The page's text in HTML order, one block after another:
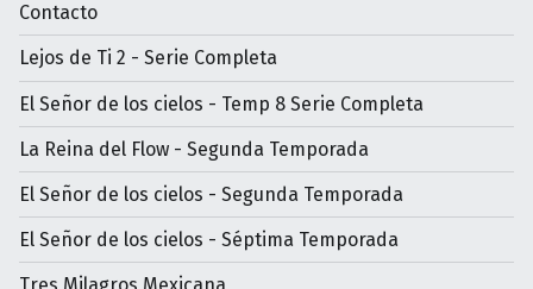
Contacto
Lejos de Ti 2 - Serie Completa
El Señor de los cielos - Temp 8 Serie Completa
La Reina del Flow - Segunda Temporada
El Señor de los cielos - Segunda Temporada
El Señor de los cielos - Séptima Temporada